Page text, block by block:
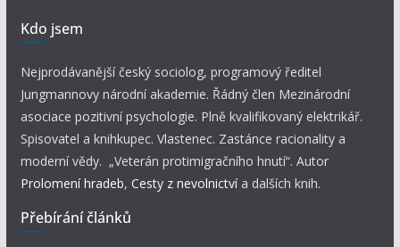
Kdo jsem
Nejprodávanější český sociolog, programový ředitel
Jungmannovy národní akademie. Řádný člen Mezinárodní
asociace pozitivní psychologie. Plně kvalifikovaný elektrikář.
Spisovatel a knihkupec. Vlastenec. Zastánce racionality a
moderní vědy. „Veterán protimigračního hnutí“. Autor
Prolomení hradeb, Cesty z nevolnictví a dalších knih.
Přebírání článků